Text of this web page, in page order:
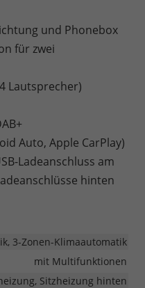
und Phonebox
für zwei
Lautsprecher)
Auto, Apple CarPlay)
Ladeanschluss am
hinten
3-Zonen-Klimaautomatik
mit Multifunktionen
Sitzheizung hinten